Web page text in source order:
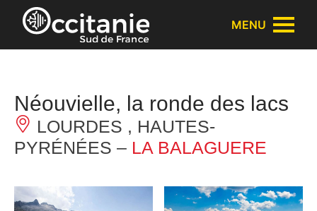
Panneau de gestion des cookies
MENU
Néouvielle, la ronde des lacs
LOURDES , HAUTES-
PYRÉNÉES – LA BALAGUERE